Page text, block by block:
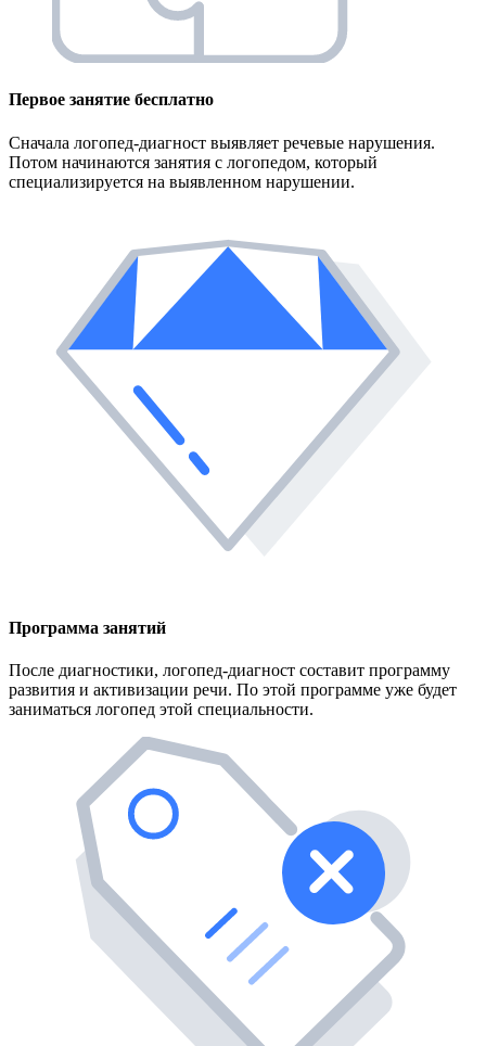
Первое занятие бесплатно
Сначала логопед-диагност выявляет речевые нарушения.
Потом начинаются занятия с логопедом, который
специализируется на выявленном нарушении.
Программа занятий
После диагностики, логопед-диагност составит программу
развития и активизации речи. По этой программе уже будет
заниматься логопед этой специальности.